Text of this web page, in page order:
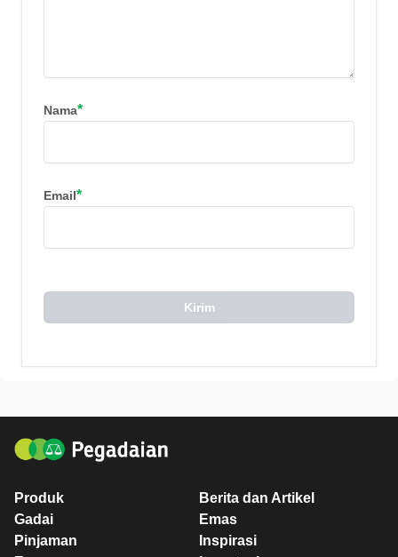
Nama*
Email*
Kirim
Produk
Gadai
Pinjaman
Berita dan Artikel
Emas
Inspirasi